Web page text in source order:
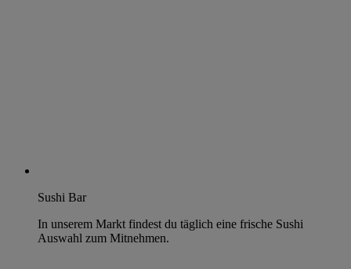
Sushi Bar
In unserem Markt findest du täglich eine frische Sushi
Auswahl zum Mitnehmen.